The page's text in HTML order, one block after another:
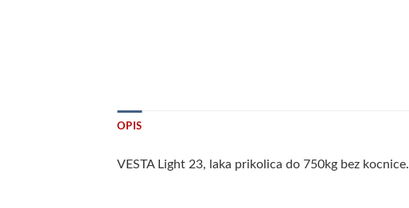
OPIS
VESTA Light 23, laka prikolica do 750kg bez kocnice.